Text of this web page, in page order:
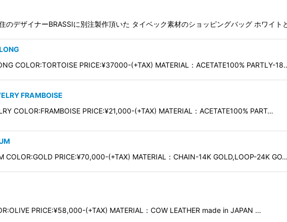
のデザイナーBRASSIに別注製作頂いた タイベック素材のショッピングバッグ ホワイ
COLOR:TORTOISE PRICE:¥37000-(+TAX) MATERIAL：ACETATE100% PARTLY-
FRAMBOISE
COLOR:FRAMBOISE PRICE:¥21,000-(+TAX) MATERIAL：ACETATE100% PART…
PRICE:¥70,000-(+TAX) MATERIAL：CHAIN-14K GOLD,LOOP-24K
PRICE:¥58,000-(+TAX) MATERIAL：COW LEATHER made in JAPAN …